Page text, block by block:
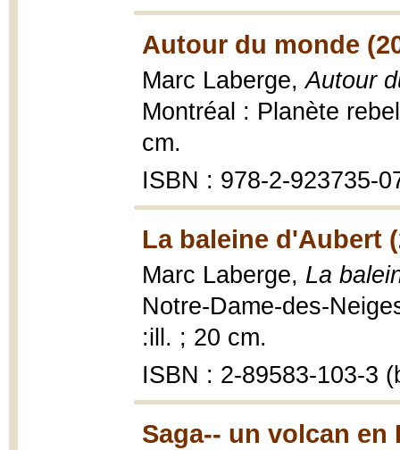
Autour du monde
Marc Laberge,Autour
Montréal : Planète
cm.
ISBN : 978-2-923735-
La baleine d'Aubert
Marc Laberge, La
Notre-Dame-des-
:ill. ; 20 cm.
ISBN : 2-89583-103-3
Saga-- un volcan en